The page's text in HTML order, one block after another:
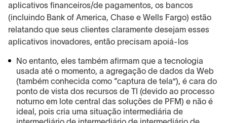
aplicativos financeiros/de pagamentos, os bancos
(incluindo Bank of America, Chase e Wells Fargo) estão
relatando que seus clientes claramente desejam esses
aplicativos inovadores, então precisam apoiá-los
No entanto, eles também afirmam que a tecnologia
usada até o momento, a agregação de dados da Web
(também conhecida como “captura de tela”), é cara do
ponto de vista dos recursos de TI (devido ao processo
noturno em lote central das soluções de PFM) e não é
ideal, pois cria uma situação intermediária de